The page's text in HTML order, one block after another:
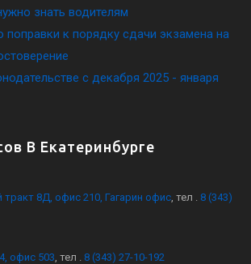
знать водителям
к порядку сдачи экзамена на
с декабря 2025 - января
В Екатеринбурге
тракт 8Д, офис 210, Гагарин офис, тел . 8 (343)
офис 503, тел . 8 (343) 27-10-192